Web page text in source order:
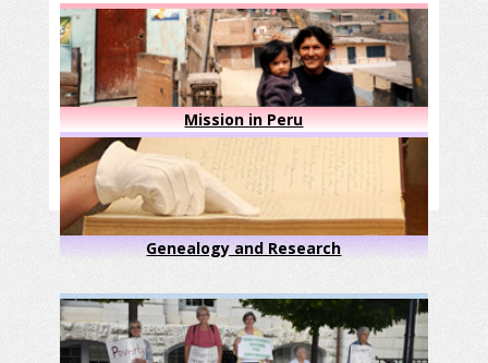
Mission in Peru
Genealogy and Research